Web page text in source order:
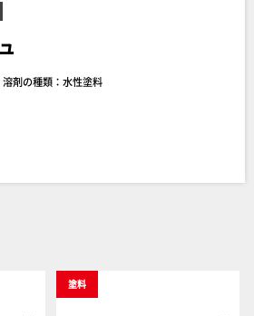
溶剤の種類：水性塗料
塗料